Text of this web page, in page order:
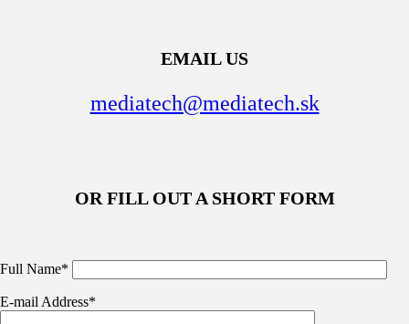
EMAIL US
mediatech@mediatech.sk
OR FILL OUT A SHORT FORM
Full Name*
E-mail Address*